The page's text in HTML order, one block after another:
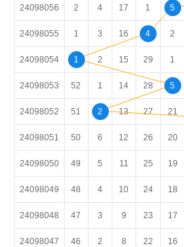
24098056 2 4 17 1 5
24098055 1 3 16 4 2
24098054 1 2 15 29 1
24098053 52 1 14 28 5
24098052 51 2 13 27 21
24098051 50 6 12 26 20
24098050 49 5 11 25 19
24098049 48 4 10 24 18
24098048 47 3 9 23 17
24098047 46 2 8 22 16